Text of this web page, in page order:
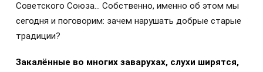
Советского Союза… Собственно, именно об этом мы
сегодня и поговорим: зачем нарушать добрые старые
традиции?
Закалённые во многих заварухах, слухи ширятся,